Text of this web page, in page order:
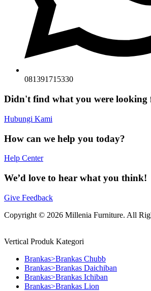
081391715330
Didn't find what you were looking
Hubungi Kami
How can we help you today?
Help Center
We’d love to hear what you think!
Give Feedback
Copyright © 2026 Millenia Furniture. All
Vertical Produk Kategori
Brankas>Brankas Chubb
Brankas>Brankas Daichiban
Brankas>Brankas Ichiban
Brankas>Brankas Lion